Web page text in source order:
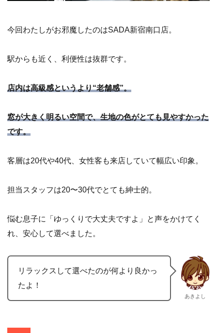
今回わたしがお邪魔したのはSADA新宿南口店。
駅からも近く、利便性は抜群です。
店内は高級感というより“老舗感”。
窓が大きく明るい空間で、生地の色がとても見やすかった
です。
客層は20代や40代、女性客も来店していて幅広い印象。
担当スタッフは20〜30代でとても紳士的。
悩む息子に「ゆっくりで大丈夫ですよ」と声をかけてく
れ、安心して選べました。
リラックスして選べたのが何より良かっ
たよ！
あきよし